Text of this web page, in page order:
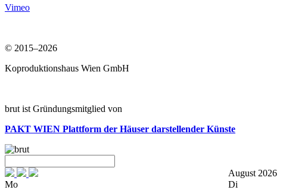
Vimeo
© 2015–2026
Koproduktionshaus Wien GmbH
brut ist Gründungsmitglied von
PAKT WIEN Plattform der Häuser darstellender Künste
August 2026
Mo
Di